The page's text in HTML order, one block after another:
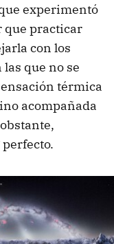
experimentó
que practicar
con los
que no se
térmica
acompañada
perfecto.